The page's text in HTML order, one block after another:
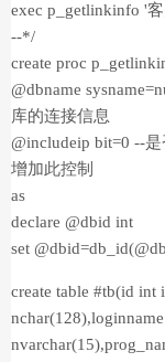
exec p_getlinkinfo '
--*/
create proc
@dbname
库的连接信息
@includeip bit=0 --
增加此控制
as
declare @dbid int
set
create table #tb(id int